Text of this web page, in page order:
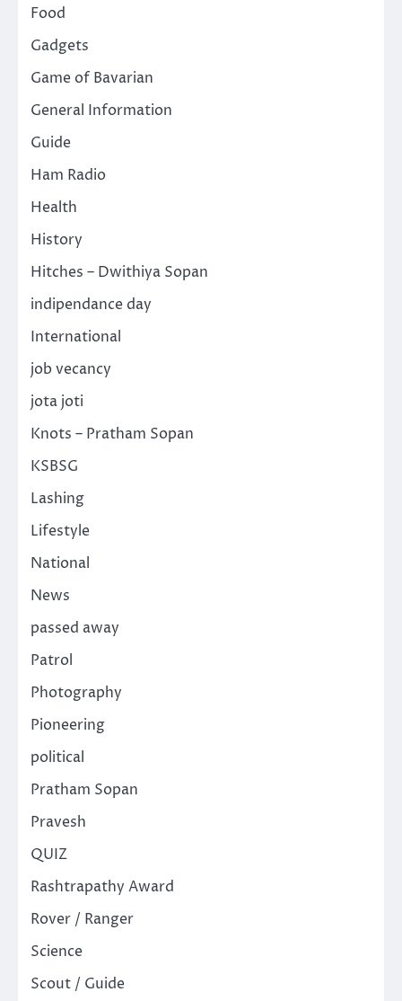
Food
Gadgets
Game of Bavarian
General Information
Guide
Ham Radio
Health
History
Hitches – Dwithiya Sopan
indipendance day
International
job vecancy
jota joti
Knots – Pratham Sopan
KSBSG
Lashing
Lifestyle
National
News
passed away
Patrol
Photography
Pioneering
political
Pratham Sopan
Pravesh
QUIZ
Rashtrapathy Award
Rover / Ranger
Science
Scout / Guide